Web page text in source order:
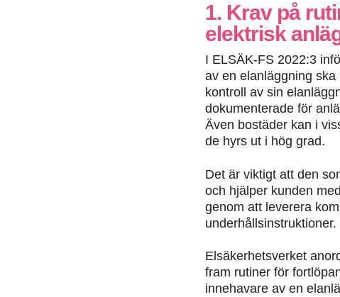
1. Krav på
elektrisk
I ELSÄK-FS 2022:3
av en elanläggning
kontroll av sin
dokumenterade för
Även bostäder kan i
de hyrs ut i hög grad.
Det är viktigt att den
och hjälper kunden
genom att leverera
underhållsinstruktioner.
Elsäkerhetsverket
fram rutiner för
innehavare av en